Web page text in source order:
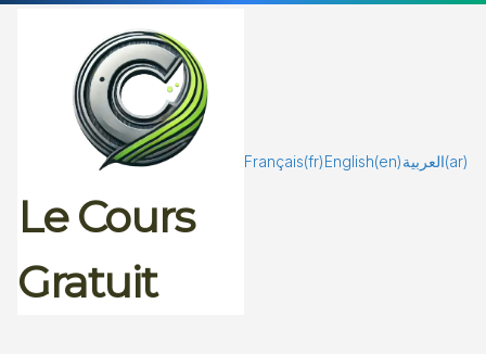
Le Cours
Gratuit
Français(fr) English(en)العربية(ar)